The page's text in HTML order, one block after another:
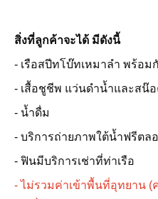
สิ่งที่ลูกค้าจะได้ มีดังนี้
- เรือสปีทโบ๊ทเหมาลำ พร้อม
- เสื้อชูชีพ แว่นดำน้ำและสน๊
- น้ำดื่ม
- บริการถ่ายภาพใต้น้ำฟรีตล
- ฟินมีบริการเช่าที่ท่าเรือ
- ไม่รวมค่าเข้าพื้นที่อุทยาน (